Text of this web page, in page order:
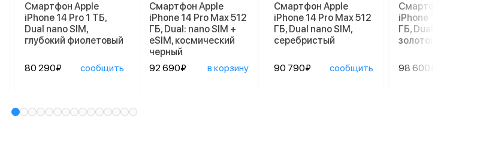
Смартфон Apple
iPhone 14 Pro 1 ТБ,
Dual nano SIM,
глубокий фиолетовый
80 290₽ сообщить
Смартфон Apple
iPhone 14 Pro Max 512
ГБ, Dual: nano SIM +
eSIM, космический
черный
92 690₽
в корзину
Смартфон Apple
iPhone 14 Pro Max 512
ГБ, Dual nano SIM,
серебристый
90 790₽ сообщить
Смартфон Apple
iPhone 14 Pro
ГБ, Dual nano SIM,
золотой
98 600₽